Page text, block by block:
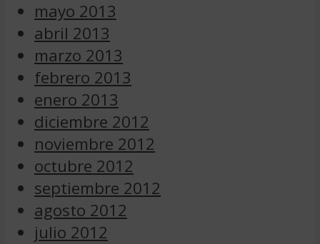
mayo 2013
abril 2013
marzo 2013
febrero 2013
enero 2013
diciembre 2012
noviembre 2012
octubre 2012
septiembre 2012
agosto 2012
julio 2012